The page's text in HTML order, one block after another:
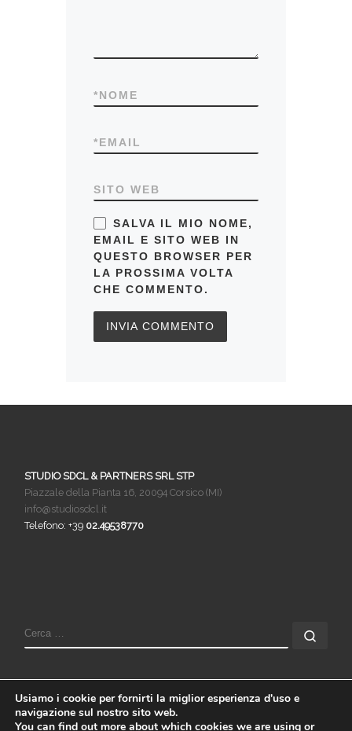
NOME
*
EMAIL
*
SITO WEB
SALVA IL MIO NOME,
EMAIL E SITO WEB IN
QUESTO BROWSER PER
LA PROSSIMA VOLTA
CHE COMMENTO.
STUDIO SDCL & PARTNERS SRL STP
Piazzale della Pianta 16, 20094 Corsico (MI)
info@studiosdcl.it
Telefono: +39 02.49538770
Usiamo i cookie per fornirti la miglior esperienza d'uso e
navigazione sul nostro sito web.
You can find out more about which cookies we are using or